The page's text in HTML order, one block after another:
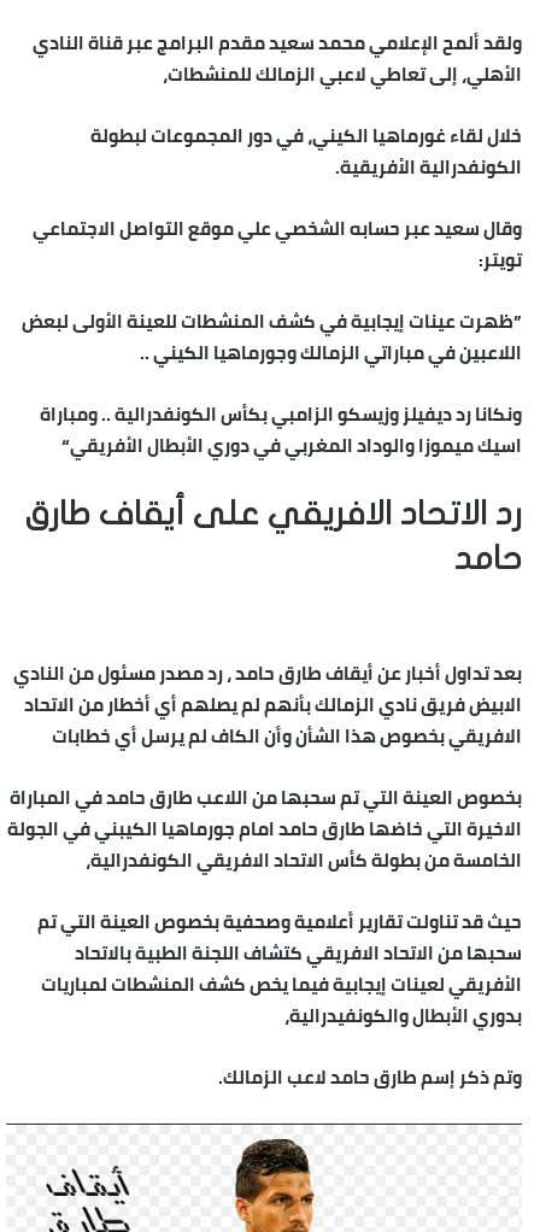
ولقد ألمح الإعلامي محمد سعيد مقدم البرامج عبر قناة النادي
الأهلي، إلى تعاطي لاعبي الزمالك للمنشطات،
خلال لقاء غورماهيا الكيني، في دور المجموعات لبطولة
الكونفدرالية الأفريقية.
وقال سعيد عبر حسابه الشخصي علي موقع التواصل الاجتماعي
تويتر:
”ظهرت عينات إيجابية في كشف المنشطات للعينة الأولى لبعض
اللاعبين في مباراتي الزمالك وجورماهيا الكيني ..
ونكانا رد ديفيلز وزيسكو الزامبي بكأس الكونفدرالية .. ومباراة
اسيك ميموزا والوداد المغربي في دوري الأبطال الأفريقي“
رد الاتحاد الافريقي على أيقاف طارق
حامد
بعد تداول أخبار عن أيقاف طارق حامد ، رد مصدر مسئول من النادي
الابيض فريق نادي الزمالك بأنهم لم يصلهم أي أخطار من الاتحاد
الافريقي بخصوص هذا الشأن وأن الكاف لم يرسل أي خطابات
بخصوص العينة التي تم سحبها من اللاعب طارق حامد في المباراة
الاخيرة التي خاضها طارق حامد امام جورماهيا الكيبني في الجولة
الخامسة من بطولة كأس الاتحاد الافريقي الكونفدرالية،
حيث قد تناولت تقارير أعلامية وصحفية بخصوص العينة التي تم
سحبها من الاتحاد الافريقي كتشاف اللجنة الطبية بالاتحاد
الأفريقي لعينات إيجابية فيما يخص كشف المنشطات لمباريات
بدوري الأبطال والكونفيدرالية،
وتم ذكر إسم طارق حامد لاعب الزمالك.